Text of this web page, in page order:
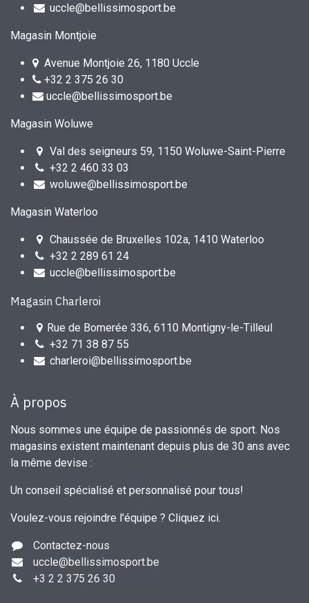
uccle@bellissimosport.be
Magasin Montjoie
Avenue Montjoie 26, 1180 Uccle
+32 2 375 26 30
uccle@bellissimosport.be
Magasin Woluwe
Val des seigneurs 59, 1150 Woluwe-Saint-Pierre
+32 2 460 33 03
woluwe@bellissimosport.be
Magasin Waterloo
Chaussée de Bruxelles 102a, 1410 Waterloo
+32 2 289 61 24
uccle@bellissimosport.be
Magasin Charleroi
Rue de Bomerée 336, 6110 Montigny-le-Tilleul
+32 71 38 87 55
charleroi@bellissimosport.be
À propos
Nous sommes une équipe de passionnés de sport. Nos
magasins existent maintenant depuis plus de 30 ans avec
la même devise :
Un conseil spécialisé et personnalisé pour tous!
Voulez-vous rejoindre l'équipe ? Cliquez ici.
Contactez-nous
uccle@bellissimosport.be
+3 2 2 375 26 30